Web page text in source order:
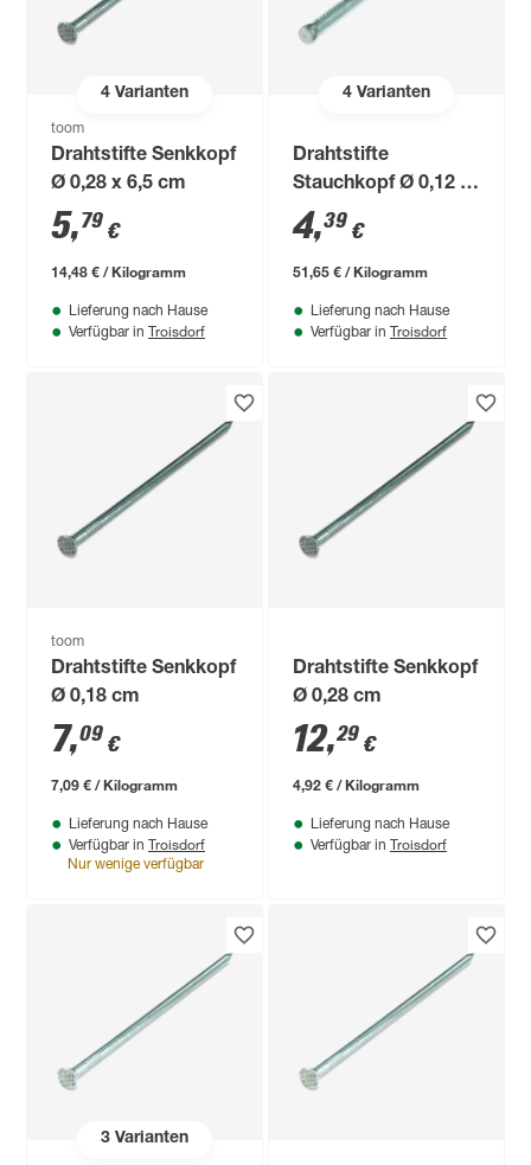
4Varianten
toom
Drahtstifte Senkkopf
Ø 0,28 x 6,5 cm
5,79 €
14,48 € / Kilogramm
Lieferung nach Hause
Verfügbar in Troisdorf
4Varianten
Drahtstifte
Stauchkopf Ø 0,12 x
2 cm
4,39 €
51,65 € / Kilogramm
Lieferung nach Hause
Verfügbar in Troisdorf
toom
Drahtstifte Senkkopf
Ø 0,18 cm
7,09 €
7,09 € / Kilogramm
Lieferung nach Hause
Verfügbar in Troisdorf
Nur wenige verfügbar
Drahtstifte Senkkopf
Ø 0,28 cm
12,29 €
4,92 € / Kilogramm
Lieferung nach Hause
Verfügbar in Troisdorf
3Varianten